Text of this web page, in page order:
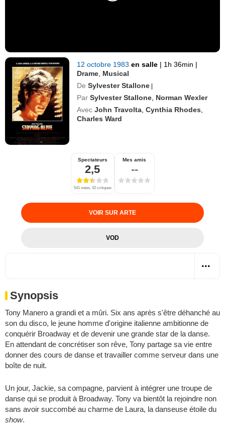
12 octobre 1983en salle | 1h 36min |
Drame Musical
De Sylvester Stallone |
Par Sylvester Stallone Norman Wexler
Avec John Travolta ,Cynthia Rhodes
Charles Ward
Spectateurs
2,5
541 notes, 42 critiques
Mes amis
--
VOIR SUR ARTE
VOD
Synopsis
Tony Manero a grandi et a mûri. Six ans après s'être déhanché au
son du disco, le jeune homme d'origine italienne ambitionne de
conquérir Broadway et de devenir une grande star de la danse.
En attendant de concrétiser son rêve, Tony partage sa vie entre
donner des cours de danse et travailler comme serveur dans une
boîte de nuit.
Un jour, Jackie, sa compagne, parvient à intégrer une troupe de
danse qui se produit à Broadway. Tony va bientôt la rejoindre non
sans avoir succombé au charme de Laura, la danseuse étoile du
show.